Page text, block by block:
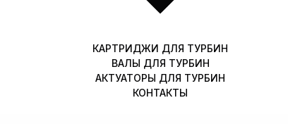
КАРТРИДЖИ ДЛЯ ТУРБИН
ВАЛЫ ДЛЯ ТУРБИН
АКТУАТОРЫ ДЛЯ ТУРБИН
КОНТАКТЫ